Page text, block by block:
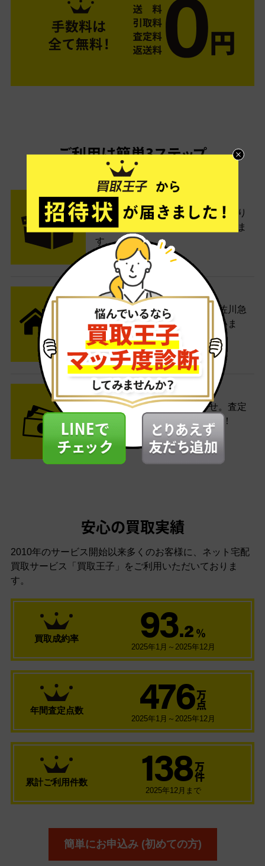
ご利用は簡単3ステップ
- FLOW -
STEP1 お申込み・梱包
ネットでお申込みしたら、箱に売り
たい商品をいろいろ詰めて梱包しま
す。
STEP2 発送
送料無料でご自宅から発送！佐川急
便がご自宅まで引き取りに伺いま
す。
STEP3 ご入金
査定結果はメールでお知らせ。査定
結果がOKなら金額をお支払い！
安心の買取実績
2010年のサービス開始以来多くのお客様に、 ネット宅配
買取サービス「買取王子」をご利用いただいておりま
す。
買取成約率 93.2 ％
2025年1月～2025年12月
年間査定点数 476 万
点
2025年1月～2025年12月
累計ご利用件数 138 万
件
2025年12月まで
簡単にお申込み (初めての方)